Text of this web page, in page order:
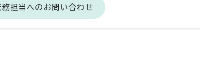
担当へのお問い合わせ